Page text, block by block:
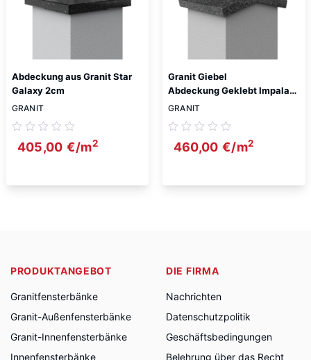
Abdeckung aus Granit Star
Galaxy 2cm
GRANIT
405,00 €/m2
Granit Giebel
Abdeckung Geklebt Impala
Oryginalna RPA 2cm
GRANIT
460,00 €/m2
PRODUKTANGEBOT
Granitfensterbänke
Granit-Außenfensterbänke
Granit-Innenfensterbänke
Innenfensterbänke
DIE FIRMA
Nachrichten
Datenschutzpolitik
Geschäftsbedingungen
Belehrung über das Recht